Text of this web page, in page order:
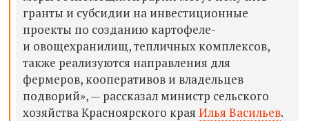
гранты и субсидии на инвестиционные
проекты по созданию картофеле-
и овощехранилищ, тепличных комплексов,
также реализуются направления для
фермеров, кооперативов и владельцев
подворий», — рассказал министр сельского
хозяйства Красноярского края Илья Васильев.